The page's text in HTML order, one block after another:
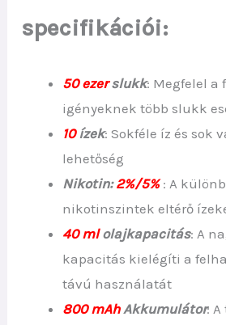
specifikációi:
50 ezerslukk: Megfelel a
igényeknek több slukk
10ízek: Sokféle íz és sok
lehetőség
Nikotin:2%/5% : A
nikotinszintek eltérő
40 mlolajkapacitás: A
kapacitás kielégíti a
távú használatát
800 mAhAkkumulátor: